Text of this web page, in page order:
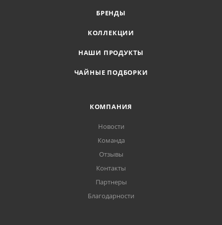
БРЕНДЫ
КОЛЛЕКЦИИ
НАШИ ПРОДУКТЫ
ЧАЙНЫЕ ПОДБОРКИ
КОМПАНИЯ
Новости
Команда
Отзывы
Контакты
Партнеры
Благодарности